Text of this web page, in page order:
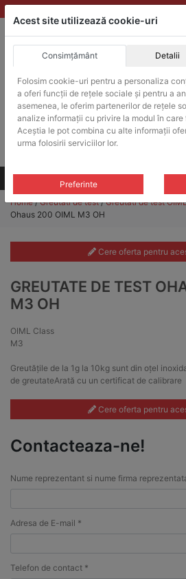
Skip
to
ACHIZITII PUBLICE
Produsele pot fi achizitionate si
Products
search
Toate produsele
Home/Greutati de test/Greutati de test
Ohaus 200 OIML M3 OH
Cere oferta pentru
GREUTATE DE TEST
M3 OH
OIML Class
M3
Greutățile de la 1g la 10kg sunt din oțel
de greutateArată cu un certificat de calibrare
Cere oferta pentru
Contacteaza-ne!
Nume reprezentant si nume firma
Adresa de E-mail *
Telefon de contact *
Acest site utilizează cookie-uri
Consimțământ Detalii
Folosim cookie-uri pentru a personaliza
a oferi funcții de rețele sociale și pentru a
asemenea, le oferim partenerilor de rețele
analize informații cu privire la modul în
Aceștia le pot combina cu alte informații
urma folosirii serviciilor lor.
Preferinte